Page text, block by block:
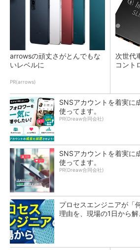
arrowsの頑丈さがとんでもな
いレベルに
PR(arrows)
次世代
コント
SNSアカウントを着実に
使ってます。
PR(Dreaw合同会社)
SNSアカウントを着実に
使ってます。
PR(Dreaw合同会社)
プロセスエンジニアが「
理由を、現場の1日から